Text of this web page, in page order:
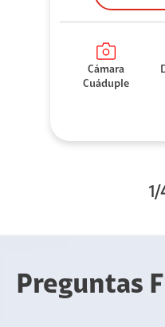
Cámara
Cuáduple
1/
Preguntas